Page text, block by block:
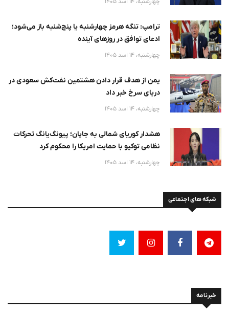
ترامپ: تنگه هرمز چهارشنبه یا پنج‌شنبه باز می‌شود؛
ادعای توافق در روزهای آینده
چهارشنبه، 14 اسد 1405
یمن از هدف قرار دادن هشتمین نفت‌کش سعودی در
دریای سرخ خبر داد
چهارشنبه، 14 اسد 1405
هشدار کوریای شمالی به جاپان؛ پیونگ‌یانگ تحرکات
نظامی توکیو با حمایت امریکا را محکوم کرد
چهارشنبه، 14 اسد 1405
شبکه های اجتماعی
خبرنامه